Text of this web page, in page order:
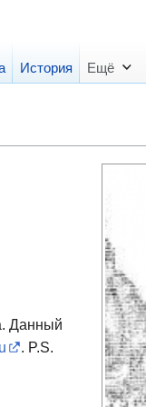
Данный
. P.S.
История Ещё